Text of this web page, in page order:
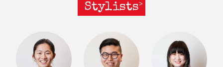
Stylists